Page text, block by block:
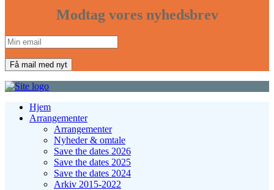
Modtag vores nyhedsbrev
Hjem
Arrangementer
Arrangementer
Nyheder & omtale
Save the dates 2026
Save the dates 2025
Save the dates 2024
Arkiv 2015-2022